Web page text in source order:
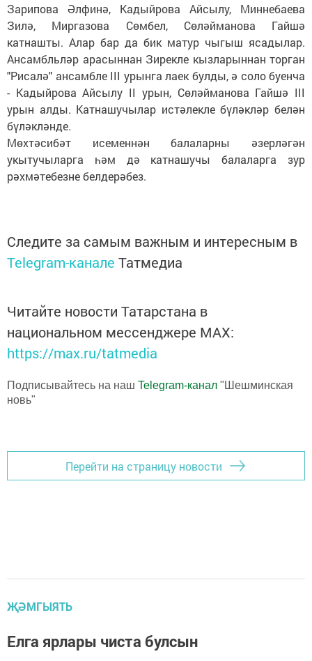
Зарипова Әлфинә, Кадыйрова Айсылу, Миннебаева
Зилә, Миргазова Сөмбел, Сөләйманова Гайшә
катнашты. Алар бар да бик матур чыгыш ясадылар.
Ансамбльләр арасыннан Зирекле кызларыннан торган
"Рисалә" ансамбле III урынга лаек булды, ә соло буенча
- Кадыйрова Айсылу II урын, Сөләйманова Гайшә III
урын алды. Катнашучылар истәлекле бүләкләр белән
бүләкләнде.
Мөхтәсибәт исеменнән балаларны әзерләгән
укытучыларга һәм дә катнашучы балаларга зур
рәхмәтебезне белдерәбез.
Следите за самым важным и интересным в
Telegram-канале Татмедиа
Читайте новости Татарстана в
национальном мессенджере MАХ:
https://max.ru/tatmedia
Подписывайтесь на наш Telegram-канал "Шешминская
новь"
Перейти на страницу новости
ҖӘМГЫЯТЬ
Елга ярлары чиста булсын